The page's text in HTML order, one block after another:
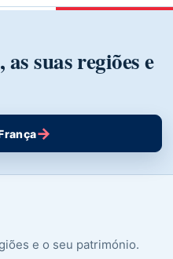
suas regiões e
→
e o seu património.